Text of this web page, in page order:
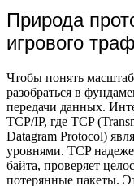
Природа
игрового
Чтобы понять
разобраться в
передачи данных.
TCP/IP, где TCP
Datagram Protocol)
уровнями. TCP
байта, проверяет
потерянные пакеты.